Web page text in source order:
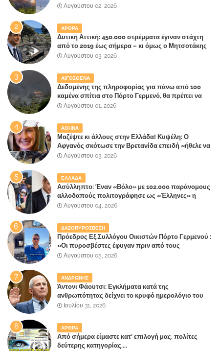
την λάθος διαχείριση της κατάσβεσης θα
Αυγούστου 02, 2026
ΑΡΘΡΑ
Δυτική Αττική: 450.000 στρέμματα έγιναν στάχτη
από το 2019 έως σήμερα – κι όμως ο Μητσοτάκης
έλαβε 40% και 45% στις εκλογές του 2023,ενώ 50%
Αυγούστου 03, 2026
ΑΙΓΟΣΘΕΝΑ
Δεδομένης της πληροφορίας για πάνω από 100
καμένα σπίτια στο Πόρτο Γερμενό, θα πρέπει να
αναζητηθούν ευθύνες για την ολοσχερή
επίγειου παραδείσου της Αττικής
Αυγούστου 01, 2026
ΑΘΗΝΑ
Μαζέψτε κι άλλους στην Ελλάδα! Κυψέλη: Ο
Αφγανός σκότωσε την Βρετανίδα επειδή «ήθελε να
κάνει τη σύντροφό του χριστιανή»
Αυγούστου 03, 2026
ΕΛΛΑΔΑ
Ασύλληπτο: Έναν «Βόλο» με 102.000 παράνομους
αλλοδαπούς πολιτογράφησε ως «Έλληνες» η
κυβέρνηση!
Αυγούστου 04, 2026
ΔΑΣΟΠΥΡΟΣΒΕΣΗ
Πρόεδρος Εξ.Συλλόγου Οικιστών Πόρτο Γερμενού :
«Οι πυροσβέστες έφυγαν πριν από τους
κατοίκους»
Αυγούστου 05, 2026
ΑΝΔΡΩΝΗΣ
Άντονι Φάουτσι: Εγκλήματα κατά της
ανθρωπότητας δείχνει το κρυφό ημερολόγιο του
«αγίου» της πανδημίας!
Ιουλίου 31, 2026
ΑΡΘΡΑ
Από σήμερα είμαστε κατ' επιλογή μας, πολίτες
δεύτερης κατηγορίας....